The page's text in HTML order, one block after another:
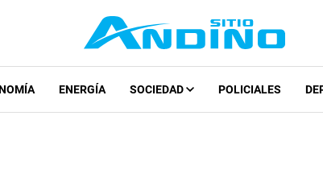
ENERGÍA SOCIEDAD POLICIALES